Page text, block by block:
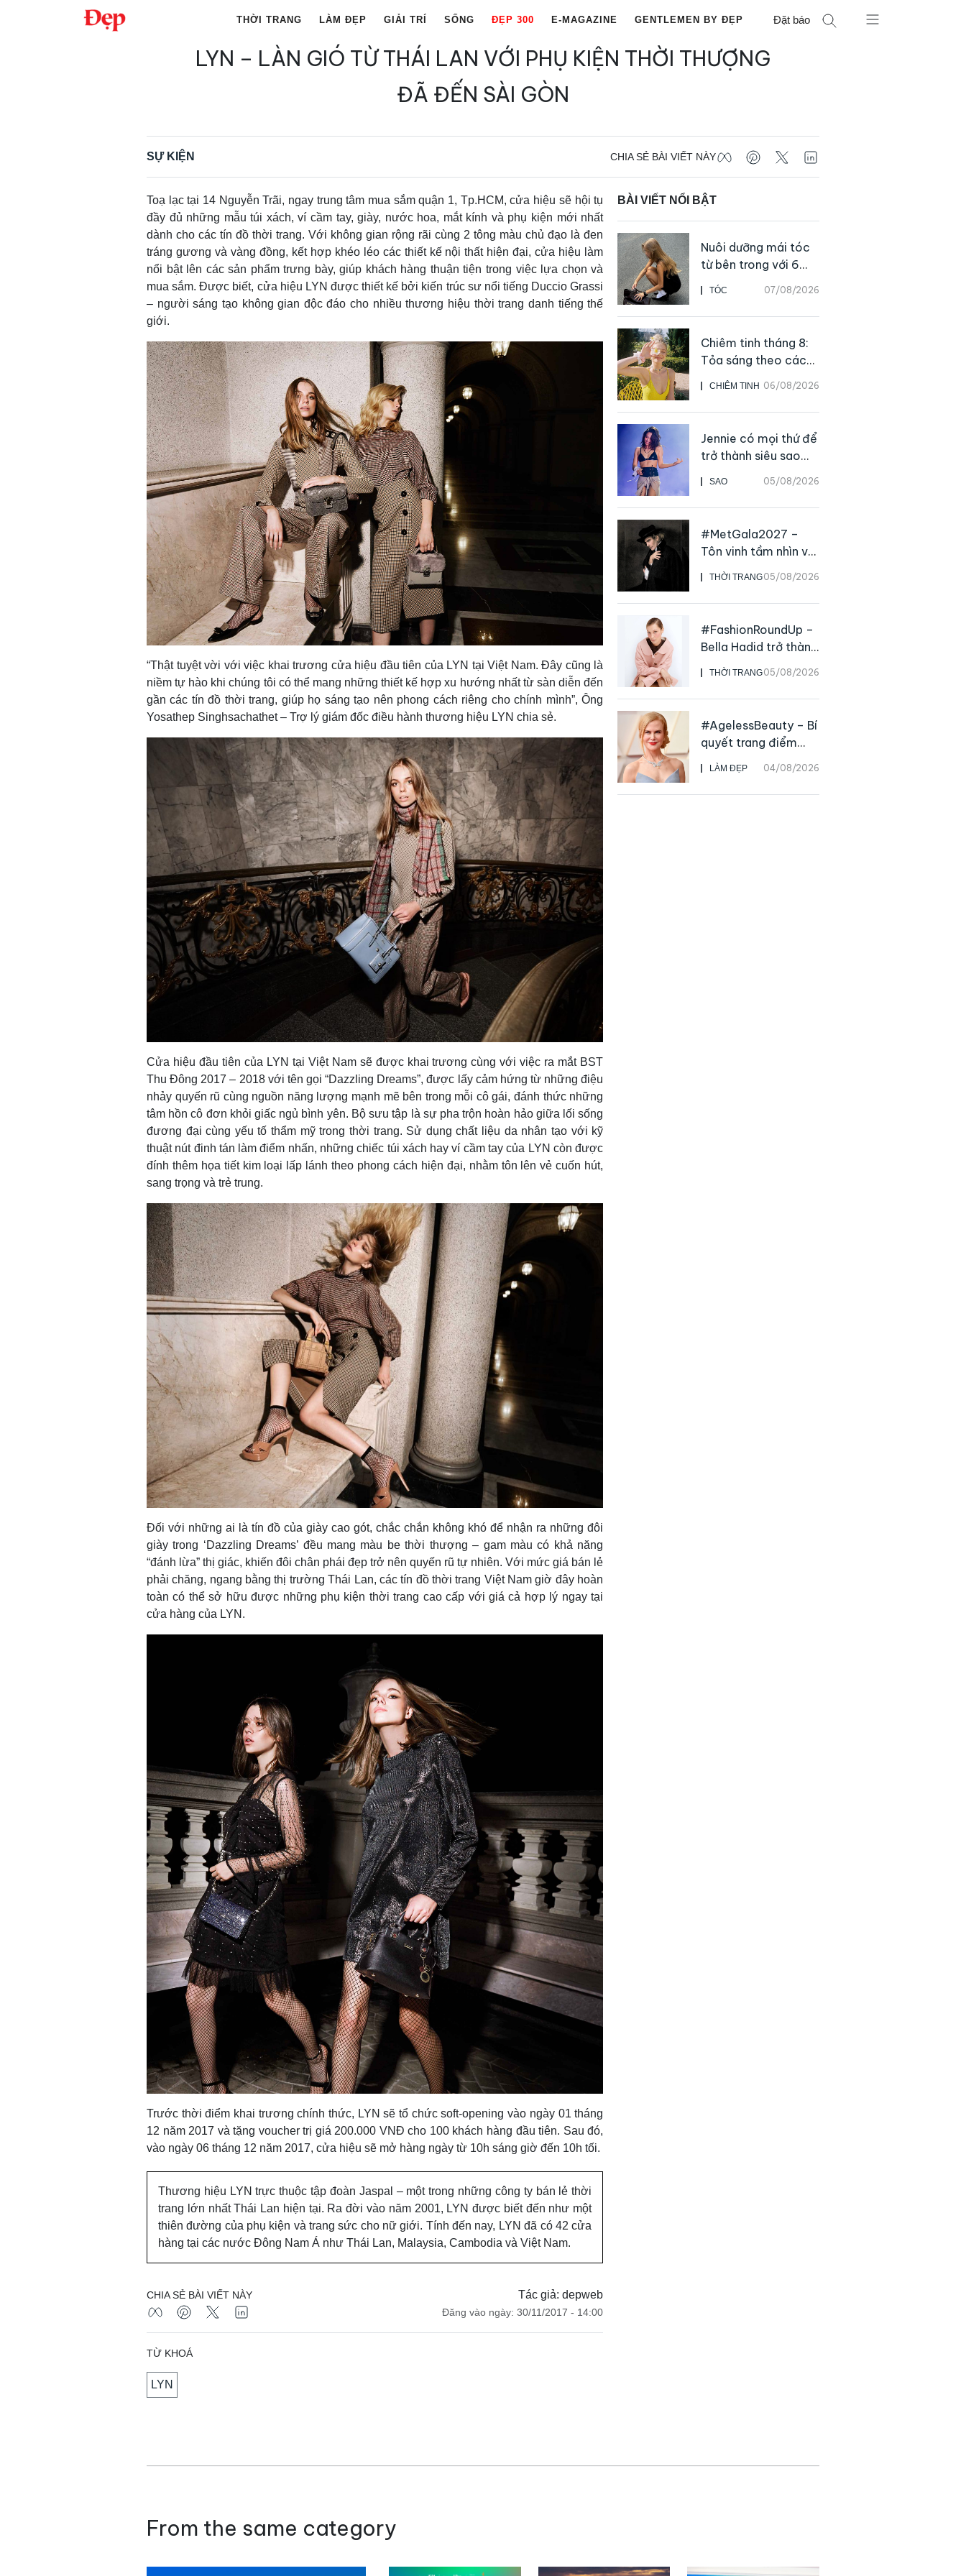
THỜI TRANG LÀM ĐẸP GIẢI TRÍ SỐNG ĐẸP 300 E-MAGAZINE GENTLEMEN BY ĐẸP Đặt báo
LYN – LÀN GIÓ TỪ THÁI LAN VỚI PHỤ KIỆN THỜI THƯỢNG
ĐÃ ĐẾN SÀI GÒN
SỰ KIỆN CHIA SẺ BÀI VIẾT NÀY
Toạ lạc tại 14 Nguyễn Trãi, ngay trung tâm mua sắm quận 1, Tp.HCM, cửa hiệu sẽ hội tụ
đầy đủ những mẫu túi xách, ví cầm tay, giày, nước hoa, mắt kính và phụ kiện mới nhất
dành cho các tín đồ thời trang. Với không gian rộng rãi cùng 2 tông màu chủ đạo là đen
tráng gương và vàng đồng, kết hợp khéo léo các thiết kế nội thất hiện đại, cửa hiệu làm
nổi bật lên các sản phẩm trưng bày, giúp khách hàng thuận tiện trong việc lựa chọn và
mua sắm. Được biết, cửa hiệu LYN được thiết kế bởi kiến trúc sư nổi tiếng Duccio Grassi
– người sáng tạo không gian độc đáo cho nhiều thương hiệu thời trang danh tiếng thế
giới.
“Thật tuyệt vời với việc khai trương cửa hiệu đầu tiên của LYN tại Việt Nam. Đây cũng là
niềm tự hào khi chúng tôi có thể mang những thiết kế hợp xu hướng nhất từ sàn diễn đến
gần các tín đồ thời trang, giúp họ sáng tạo nên phong cách riêng cho chính mình”, Ông
Yosathep Singhsachathet – Trợ lý giám đốc điều hành thương hiệu LYN chia sẻ.
Cửa hiệu đầu tiên của LYN tại Việt Nam sẽ được khai trương cùng với việc ra mắt BST
Thu Đông 2017 – 2018 với tên gọi “Dazzling Dreams”, được lấy cảm hứng từ những điệu
nhảy quyến rũ cùng nguồn năng lượng mạnh mẽ bên trong mỗi cô gái, đánh thức những
tâm hồn cô đơn khỏi giấc ngủ bình yên. Bộ sưu tập là sự pha trộn hoàn hảo giữa lối sống
đương đại cùng yếu tố thẩm mỹ trong thời trang. Sử dụng chất liệu da nhân tạo với kỹ
thuật nút đinh tán làm điểm nhấn, những chiếc túi xách hay ví cầm tay của LYN còn được
đính thêm họa tiết kim loại lấp lánh theo phong cách hiện đại, nhằm tôn lên vẻ cuốn hút,
sang trọng và trẻ trung.
Đối với những ai là tín đồ của giày cao gót, chắc chắn không khó để nhận ra những đôi
giày trong ‘Dazzling Dreams’ đều mang màu be thời thượng – gam màu có khả năng
“đánh lừa” thị giác, khiến đôi chân phái đẹp trở nên quyến rũ tự nhiên. Với mức giá bán lẻ
phải chăng, ngang bằng thị trường Thái Lan, các tín đồ thời trang Việt Nam giờ đây hoàn
toàn có thể sở hữu được những phụ kiện thời trang cao cấp với giá cả hợp lý ngay tại
cửa hàng của LYN.
Trước thời điểm khai trương chính thức, LYN sẽ tổ chức soft-opening vào ngày 01 tháng
12 năm 2017 và tặng voucher trị giá 200.000 VNĐ cho 100 khách hàng đầu tiên. Sau đó,
vào ngày 06 tháng 12 năm 2017, cửa hiệu sẽ mở hàng ngày từ 10h sáng giờ đến 10h tối.
Thương hiệu LYN trực thuộc tập đoàn Jaspal – một trong những công ty bán lẻ thời
trang lớn nhất Thái Lan hiện tại. Ra đời vào năm 2001, LYN được biết đến như một
thiên đường của phụ kiện và trang sức cho nữ giới. Tính đến nay, LYN đã có 42 cửa
hàng tại các nước Đông Nam Á như Thái Lan, Malaysia, Cambodia và Việt Nam.
Tác giả: depweb
Đăng vào ngày: 30/11/2017 - 14:00
CHIA SẺ BÀI VIẾT NÀY
TỪ KHOÁ
LYN
BÀI VIẾT NỔI BẬT
TÓC 07/08/2026
Nuôi dưỡng mái tóc
từ bên trong với 6
thực phẩm giàu
dưỡng chất
CHIÊM TINH 06/08/2026
Chiêm tinh tháng 8:
Tỏa sáng theo cách
của chính mình
SAO 05/08/2026
Jennie có mọi thứ để
trở thành siêu sao
live
THỜI TRANG05/08/2026
#MetGala2027 –
Tôn vinh tầm nhìn và
sức ảnh hưởng sâu
rộng của NTK John
Galliano
THỜI TRANG05/08/2026
#FashionRoundUp –
Bella Hadid trở thành
Đại sứ Toàn cầu của
Prada Beauty,
CHANEL mua lại
LÀM ĐẸP 04/08/2026
#AgelessBeauty – Bí
quyết trang điểm
“hack” tuổi như các
nữ minh tinh hàng
đầu
From the same category